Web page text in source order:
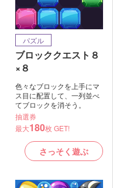
パズル
ブロッククエスト８
×８
色々なブロックを上手にマ
ス目に配置して、一列並べ
てブロックを消そう。
抽選券
最大180枚 GET!
さっそく遊ぶ